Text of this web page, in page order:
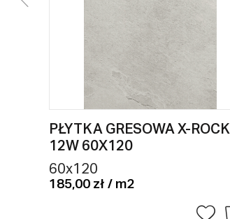
PŁYTKA GRESOWA X-ROCK
12W 60X120
60x120
185,00 zł / m2